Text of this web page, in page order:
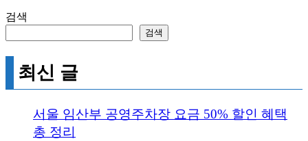
검색
검색
최신 글
서울 임산부 공영주차장 요금 50% 할인 혜택
총 정리